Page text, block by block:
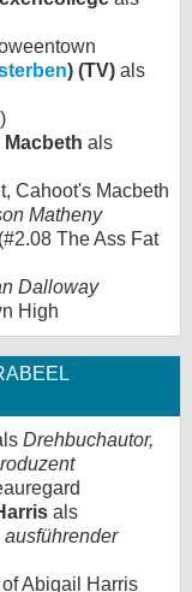
) (TV) als
als
Cahoot's Macbeth
Matheny
The Ass Fat
Dalloway
High
Drehbuchautor,
als
Abigail Harris